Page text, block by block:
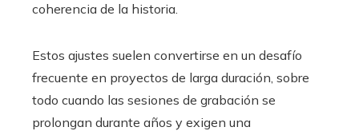
coherencia de la historia.
Estos ajustes suelen convertirse en un desafío
frecuente en proyectos de larga duración, sobre
todo cuando las sesiones de grabación se
prolongan durante años y exigen una